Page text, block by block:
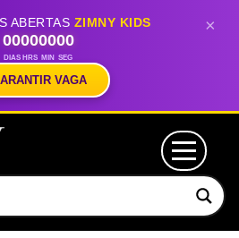
ABERTAS ZIMNY KIDS
00
DIAS
00
HRS
00
MIN
00
SEG
VAGA
×